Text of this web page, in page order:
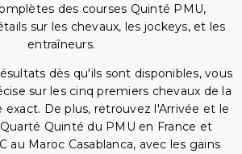
des courses Quinté PMU,
sur les chevaux, les jockeys, et les
entraîneurs.
dès qu'ils sont disponibles, vous
sur les cinq premiers chevaux de la
exact. De plus, retrouvez l'Arrivée et le
Quinté du PMU en France et
au Maroc Casablanca, avec les gains